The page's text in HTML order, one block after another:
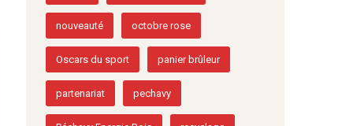
moteur nettoyage de silo
nouveauté octobre rose
Oscars du sport panier brûleur
partenariat pechavy